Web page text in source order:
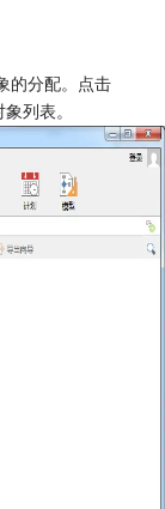
的分配。点击
列表。